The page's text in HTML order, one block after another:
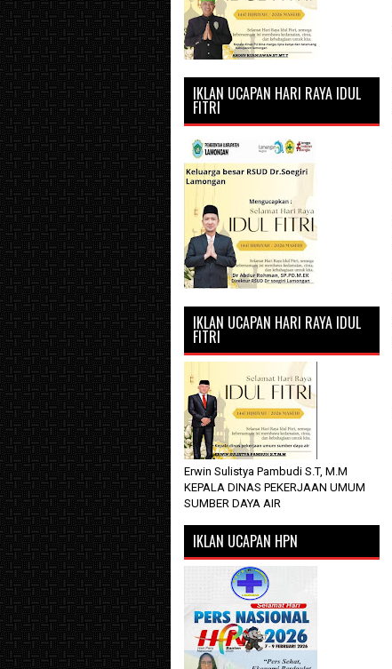
IKLAN UCAPAN HARI RAYA IDUL
FITRI
IKLAN UCAPAN HARI RAYA IDUL
FITRI
Erwin Sulistya Pambudi S.T, M.M
KEPALA DINAS PEKERJAAN UMUM
SUMBER DAYA AIR
IKLAN UCAPAN HPN